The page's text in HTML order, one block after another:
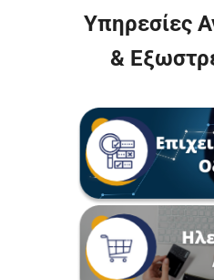
Υπηρεσίες
&